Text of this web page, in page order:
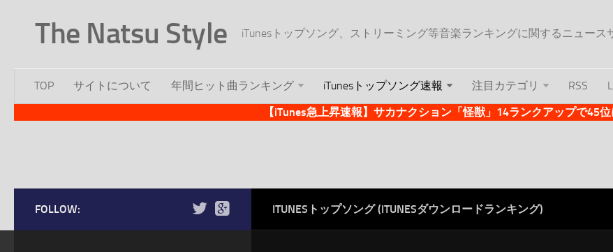
The Natsu Style iTunesトップソング、ストリーミング等音楽ランキングに関するニュース
TOP サイトについて 年間ヒット曲ランキング iTunesトップソング速報 注目カテゴリ RSS
【iTunes急上昇速報】サカナクション「怪獣」14ランクアップで45
ITUNESトップソング (ITUNESダウンロードランキング)
FOLLOW: